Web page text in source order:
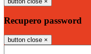
Recupero password
button close ×